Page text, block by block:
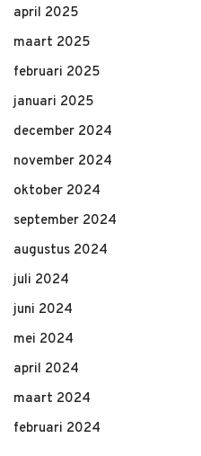
april 2025
maart 2025
februari 2025
januari 2025
december 2024
november 2024
oktober 2024
september 2024
augustus 2024
juli 2024
juni 2024
mei 2024
april 2024
maart 2024
februari 2024